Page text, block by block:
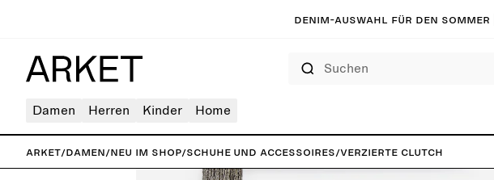
Denim-Auswahl für den Sommer |
Damen Herren Kinder Home
ARKET/Damen/Neu im Shop/Schuhe und Accessoires/Verzierte Clutch